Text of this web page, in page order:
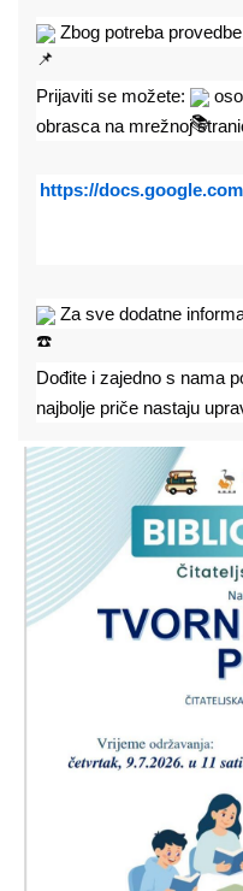
Zbog potreba
Prijaviti se možete:
obrasca na mrežnoj
https://
Za sve dodatne
Dođite i zajedno s nama
najbolje priče nastaju